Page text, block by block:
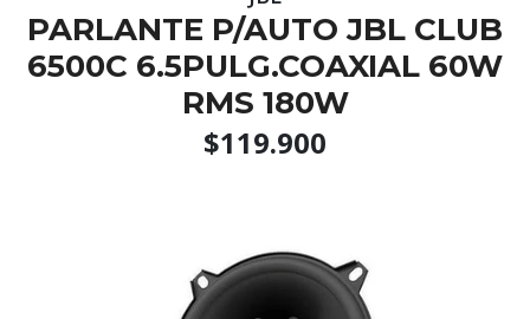
PARLANTE P/AUTO JBL CLUB
6500C 6.5PULG.COAXIAL 60W
RMS 180W
$119.900